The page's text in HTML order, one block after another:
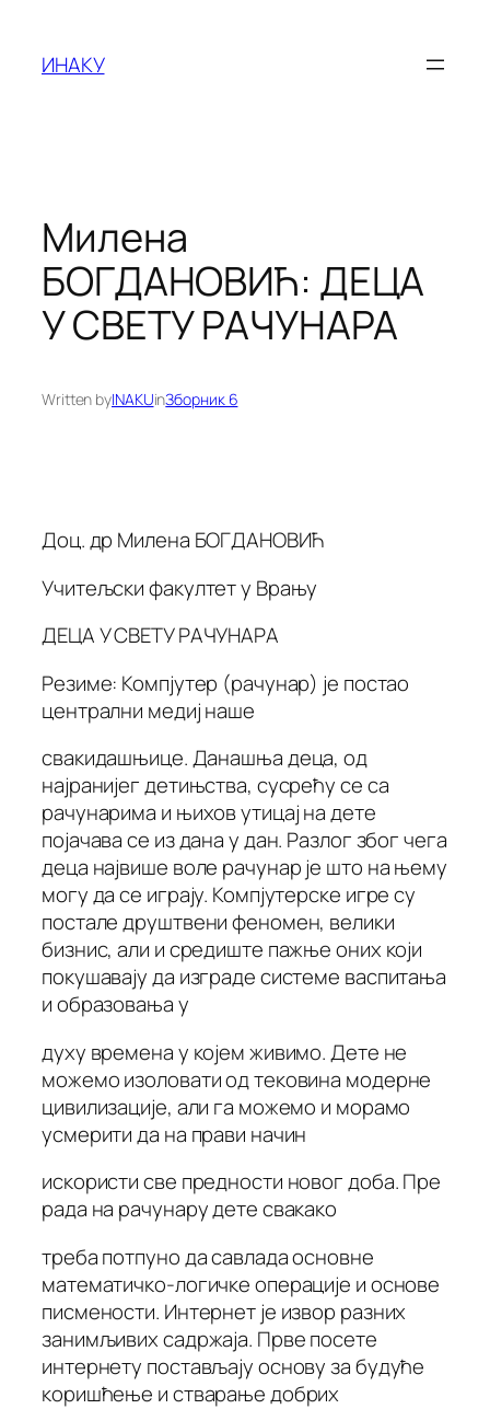
содржината
ИНАКУ
Милена
БОГДАНОВИЋ: ДЕЦА
У СВЕТУ РАЧУНАРА
Written byINAKUinЗборник 6
Доц. др Милена БОГДАНОВИЋ
Учитељски факултет у Врању
ДЕЦА У СВЕТУ РАЧУНАРА
Резиме: Компјутер (рачунар) је постао
централни медиј наше
свакидашњице. Данашња деца, од
најранијег детињства, сусрећу се са
рачунарима и њихов утицај на дете
појачава се из дана у дан. Разлог због чега
деца највише воле рачунар је што на њему
могу да се играју. Компјутерске игре су
постале друштвени феномен, велики
бизнис, али и средиште пажње оних који
покушавају да изграде системе васпитања
и образовања у
духу времена у којем живимо. Дете не
можемо изоловати од тековина модерне
цивилизације, али га можемо и морамо
усмерити да на прави начин
искористи све предности новог доба. Пре
рада на рачунару дете свакако
треба потпуно да савлада основне
математичко-логичке операције и основе
писмености. Интернет је извор разних
занимљивих садржаја. Прве посете
интернету постављају основу за будуће
коришћење и стварање добрих